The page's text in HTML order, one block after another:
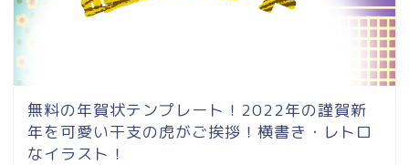
無料の年賀状テンプレート！2022年の謹賀新
年を可愛い干支の虎がご挨拶！横書き・レトロ
なイラスト！